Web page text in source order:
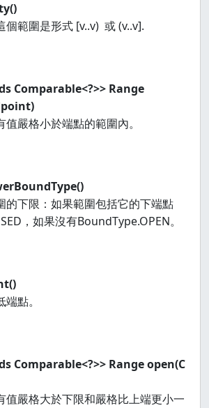
範圍是形式 [v..v) 或 (v..v].
Comparable<?>> Range
嚴格小於端點的範圍內。
的下限：如果範圍包括它的下端點
，如果沒有BoundType.OPEN。
點。
Comparable<?>> Rangeopen(C
值嚴格大於下限和嚴格比上端更小一